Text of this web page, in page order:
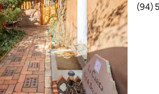
التقييم 5 من 5، 94 مراجعات5 (94)